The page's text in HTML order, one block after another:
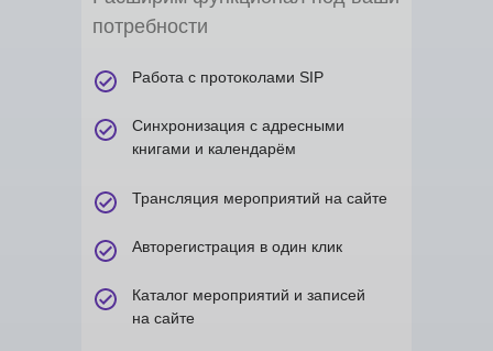
потребности
Работа с протоколами SIP
Каталог мероприятий и записей
на сайте
Синхронизация с адресными
книгами и календарём
Трансляция мероприятий на сайте
Авторегистрация в один клик